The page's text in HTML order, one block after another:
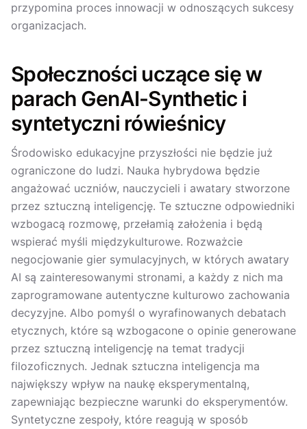
przypomina proces innowacji w odnoszących sukcesy
organizacjach.
Społeczności uczące się w
parach GenAI-Synthetic i
syntetyczni rówieśnicy
Środowisko edukacyjne przyszłości nie będzie już
ograniczone do ludzi. Nauka hybrydowa będzie
angażować uczniów, nauczycieli i awatary stworzone
przez sztuczną inteligencję. Te sztuczne odpowiedniki
wzbogacą rozmowę, przełamią założenia i będą
wspierać myśli międzykulturowe. Rozważcie
negocjowanie gier symulacyjnych, w których awatary
AI są zainteresowanymi stronami, a każdy z nich ma
zaprogramowane autentyczne kulturowo zachowania
decyzyjne. Albo pomyśl o wyrafinowanych debatach
etycznych, które są wzbogacone o opinie generowane
przez sztuczną inteligencję na temat tradycji
filozoficznych. Jednak sztuczna inteligencja ma
największy wpływ na naukę eksperymentalną,
zapewniając bezpieczne warunki do eksperymentów.
Syntetyczne zespoły, które reagują w sposób